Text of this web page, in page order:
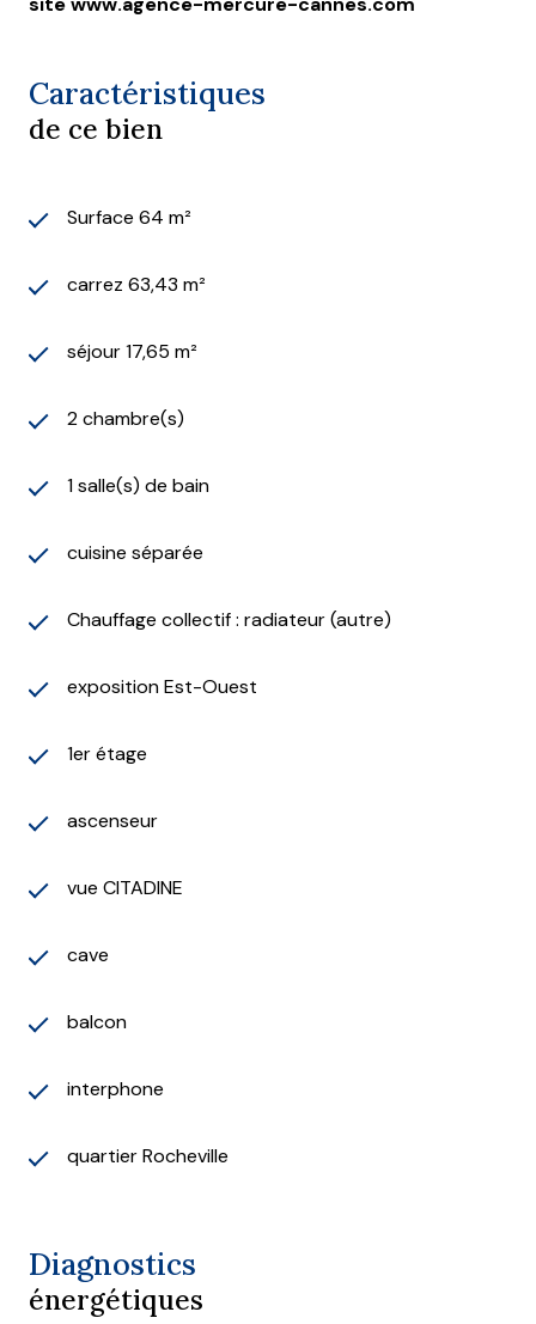
Caractéristiques
de ce bien
Surface 64 m²
carrez 63,43 m²
séjour 17,65 m²
2 chambre(s)
1 salle(s) de bain
cuisine séparée
Chauffage collectif : radiateur (autre)
exposition Est-Ouest
1er étage
ascenseur
vue CITADINE
cave
balcon
interphone
quartier Rocheville
Diagnostics
énergétiques